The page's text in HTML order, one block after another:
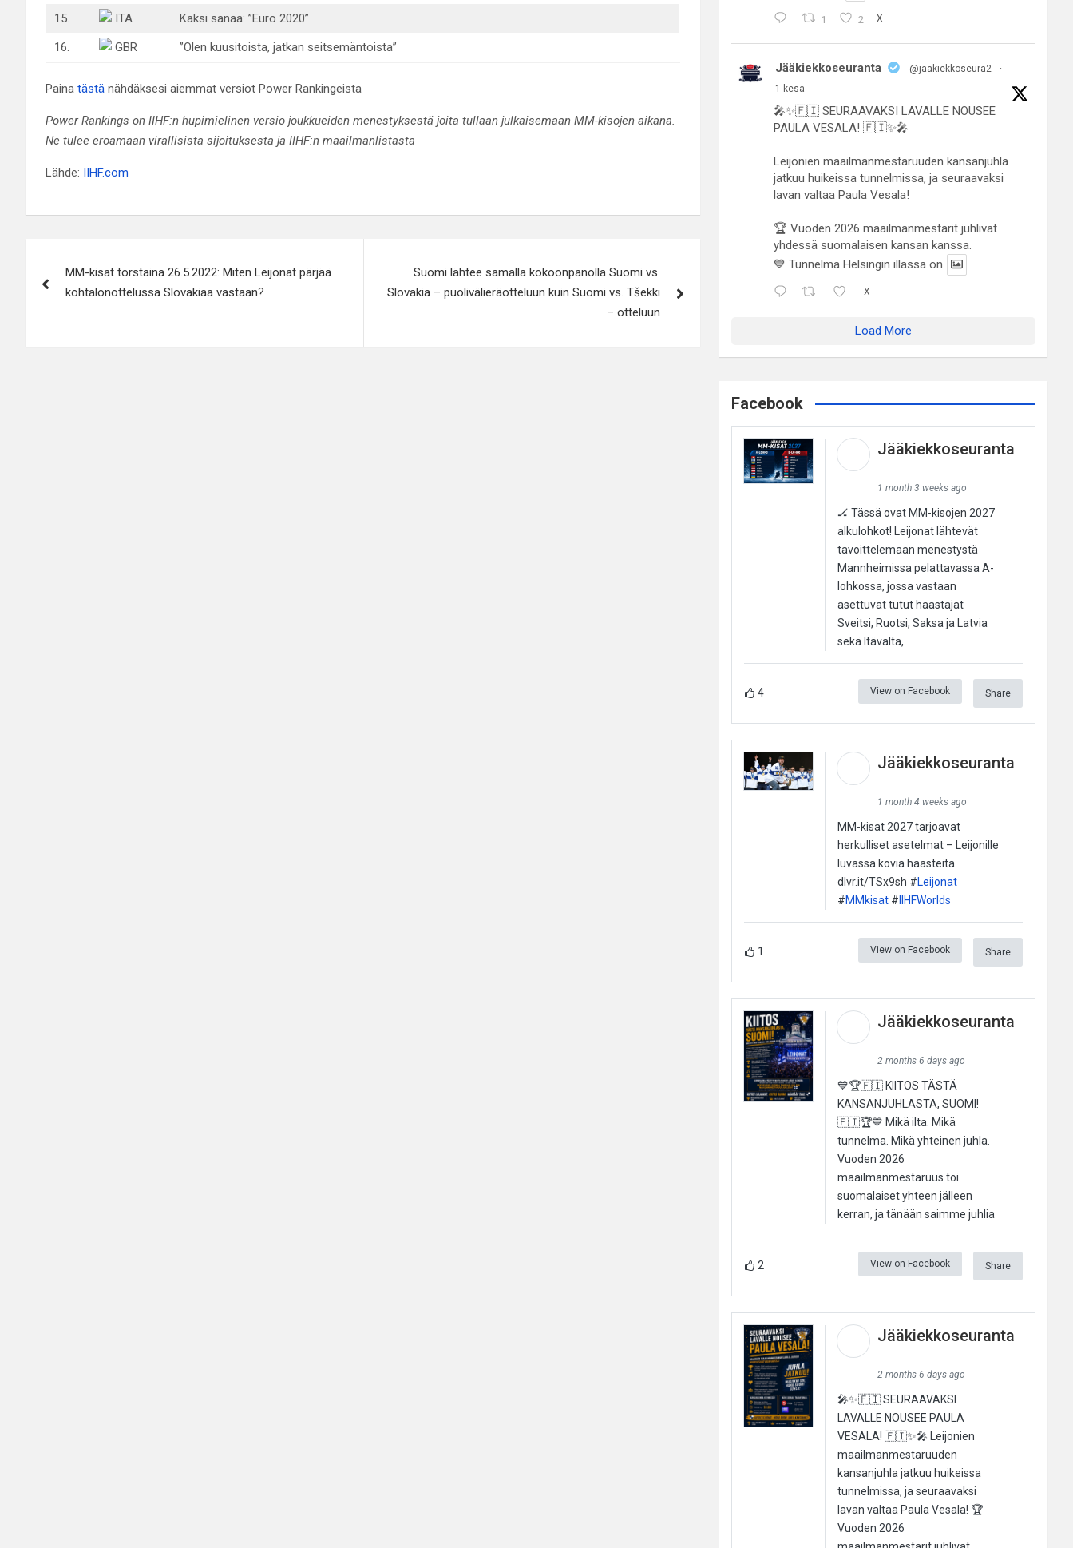
15.
ITA
Kaksi sanaa: ”Euro 2020”
16.
GBR ”Olen kuusitoista, jatkan seitsemäntoista”
Paina tästä nähdäksesi aiemmat versiot Power Rankingeista
Power Rankings on IIHF:n hupimielinen versio joukkueiden menestyksestä joita tullaan julkaisemaan MM-kisojen aikana.
Ne tulee eroamaan virallisista sijoituksesta ja IIHF:n maailmanlistasta
Lähde: IIHF.com
selaus
MM-kisat torstaina 26.5.2022: Miten Leijonat pärjää
kohtalonottelussa Slovakiaa vastaan?
Suomi lähtee samalla kokoonpanolla Suomi vs.
Slovakia – puolivälieräotteluun kuin Suomi vs. Tšekki
– otteluun
1 2 X
Jääkiekkoseuranta @jaakiekkoseura2
·
1 kesä
🎤✨🇫🇮 SEURAAVAKSI LAVALLE NOUSEE
PAULA VESALA! 🇫🇮✨🎤
Leijonien maailmanmestaruuden kansanjuhla
jatkuu huikeissa tunnelmissa, ja seuraavaksi
lavan valtaa Paula Vesala!
🏆 Vuoden 2026 maailmanmestarit juhlivat
yhdessä suomalaisen kansan kanssa.
💙 Tunnelma Helsingin illassa on
X
Load More
Facebook
Jääkiekkoseuranta
1 month 3 weeks ago
🏒 Tässä ovat MM-kisojen 2027
alkulohkot! Leijonat lähtevät
tavoittelemaan menestystä
Mannheimissa pelattavassa A-
lohkossa, jossa vastaan
asettuvat tutut haastajat
Sveitsi, Ruotsi, Saksa ja Latvia
sekä Itävalta,
4 View on Facebook Share
Jääkiekkoseuranta
1 month 4 weeks ago
MM-kisat 2027 tarjoavat
herkulliset asetelmat – Leijonille
luvassa kovia haasteita
dlvr.it/TSx9sh #Leijonat
#MMkisat#IIHFWorlds
1 View on Facebook Share
Jääkiekkoseuranta
2 months 6 days ago
💙🏆🇫🇮 KIITOS TÄSTÄ
KANSANJUHLASTA, SUOMI!
🇫🇮🏆💙 Mikä ilta. Mikä
tunnelma. Mikä yhteinen juhla.
Vuoden 2026
maailmanmestaruus toi
suomalaiset yhteen jälleen
kerran, ja tänään saimme juhlia
2 View on Facebook Share
Jääkiekkoseuranta
2 months 6 days ago
🎤✨🇫🇮 SEURAAVAKSI
LAVALLE NOUSEE PAULA
VESALA! 🇫🇮✨🎤 Leijonien
maailmanmestaruuden
kansanjuhla jatkuu huikeissa
tunnelmissa, ja seuraavaksi
lavan valtaa Paula Vesala! 🏆
Vuoden 2026